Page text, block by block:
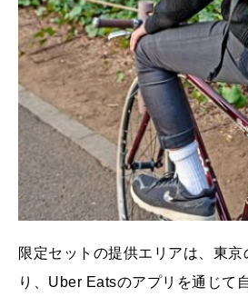
限定セットの提供エリアは、東
り、Uber Eatsのアプリを通じて